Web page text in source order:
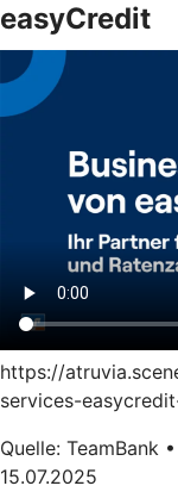
easyCredit
https://
services-
Quelle: TeamBank
15.07.2025